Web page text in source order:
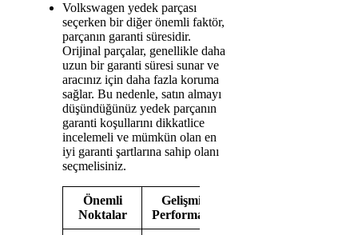
Volkswagen yedek parçası
seçerken bir diğer önemli faktör,
parçanın garanti süresidir.
Orijinal parçalar, genellikle daha
uzun bir garanti süresi sunar ve
aracınız için daha fazla koruma
sağlar. Bu nedenle, satın almayı
düşündüğünüz yedek parçanın
garanti koşullarını dikkatlice
incelemeli ve mümkün olan en
iyi garanti şartlarına sahip olanı
seçmelisiniz.
Önemli
Noktalar
Gelişmiş
Performans